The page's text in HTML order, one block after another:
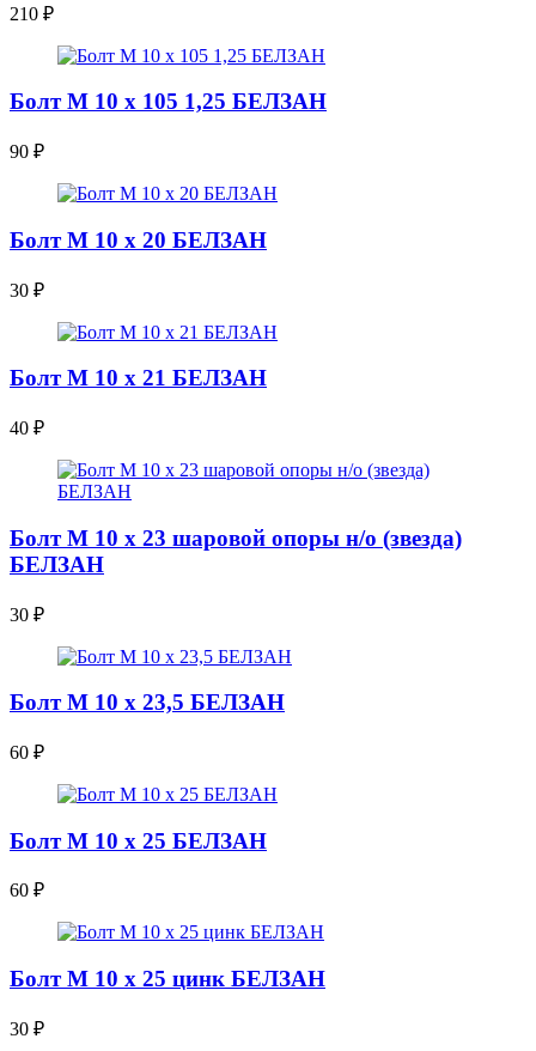
210 ₽
Болт М 10 х 105 1,25 БЕЛЗАН
90 ₽
Болт М 10 х 20 БЕЛЗАН
30 ₽
Болт М 10 х 21 БЕЛЗАН
40 ₽
Болт М 10 х 23 шаровой опоры н/о (звезда)
БЕЛЗАН
30 ₽
Болт М 10 х 23,5 БЕЛЗАН
60 ₽
Болт М 10 х 25 БЕЛЗАН
60 ₽
Болт М 10 х 25 цинк БЕЛЗАН
30 ₽